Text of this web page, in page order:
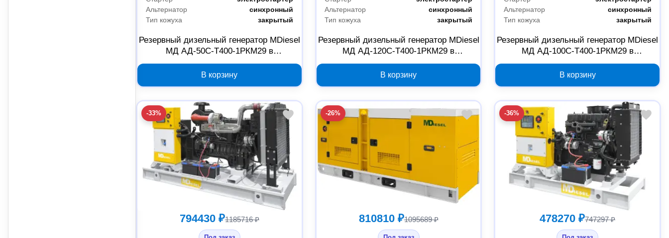
Альтернатор
синхронный
Тип кожуха
закрытый
Резервный дизельный генератор MDiesel
МД АД-50С-Т400-1РКМ29 в
шумозащитном кожухе 034572
В корзину
Альтернатор
синхронный
Тип кожуха
закрытый
Резервный дизельный генератор MDiesel
МД АД-120С-Т400-1РКМ29 в
шумозащитном кожухе 040412
В корзину
Альтернатор
синхронный
Тип кожуха
закрытый
Резервный дизельный генератор MDiesel
МД АД-100С-Т400-1РКМ29 в
шумозащитном кожухе 040480
В корзину
-33%
794430 ₽1185716 ₽
-26%
810810 ₽1095689 ₽
-36%
478270 ₽747297 ₽